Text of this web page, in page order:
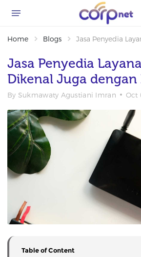
Home Blogs Jasa Penyedia
Jasa Penyedia
Dikenal Juga dengan
By Sukmawaty Agustiani Imran Oct
Table of Content